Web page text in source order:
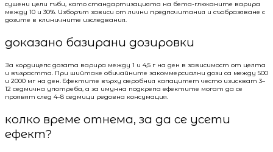
сушени цели гъби, като стандартизацията на бета-глюканите варира
между 10 и 30%. Изборът зависи от лични предпочитания и съобразяване с
дозите в клиничните изследвания.
доказано базирани дозировки
За кордицепс дозата варира между 1 и 4,5 г на ден в зависимост от целта
и възрастта. При шийтаке обичайните закоммерсиални дози са между 500
и 2000 мг на ден. Ефектите върху аеробния капацитет често изискват 3–
12 седмична употреба, а за имунна подкрепа ефектите могат да се
проявят след 4–8 седмици редовна консумация.
колко време отнема, за да се усети
ефект?